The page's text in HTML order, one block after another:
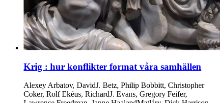
Krig : hur konflikter format våra samhällen
Alexey Arbatov, DavidJ. Betz, Philip Bobbitt, Christopher
Coker, Rolf Ekéus, RichardJ. Evans, Gregory Feifer,